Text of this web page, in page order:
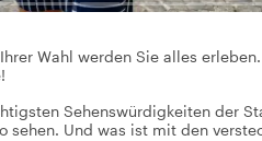
Wahl werden Sie alles
Sehenswürdigkeiten der
Und was ist mit den